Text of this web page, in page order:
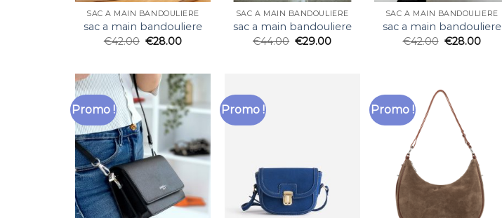
SAC A MAIN BANDOULIERE
sac a main bandouliere
€42.00 €28.00
SAC A MAIN BANDOULIERE
sac a main bandouliere
€44.00 €29.00
SAC A MAIN BANDOULIERE
sac a main bandouliere
€42.00 €28.00
Promo ! Promo ! Promo !